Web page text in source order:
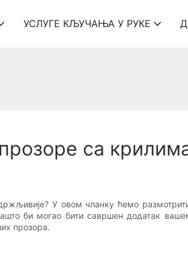
УСЛУГЕ КЉУЧАЊА У РУКЕ
са
У овом чланку ћемо
би могао бити савршен додатак
прозора.